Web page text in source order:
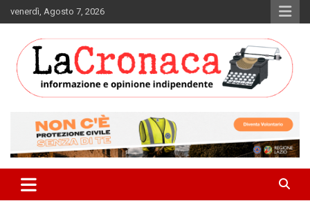
to
venerdì, Agosto 7, 2026
La Cronaca Quotidiano